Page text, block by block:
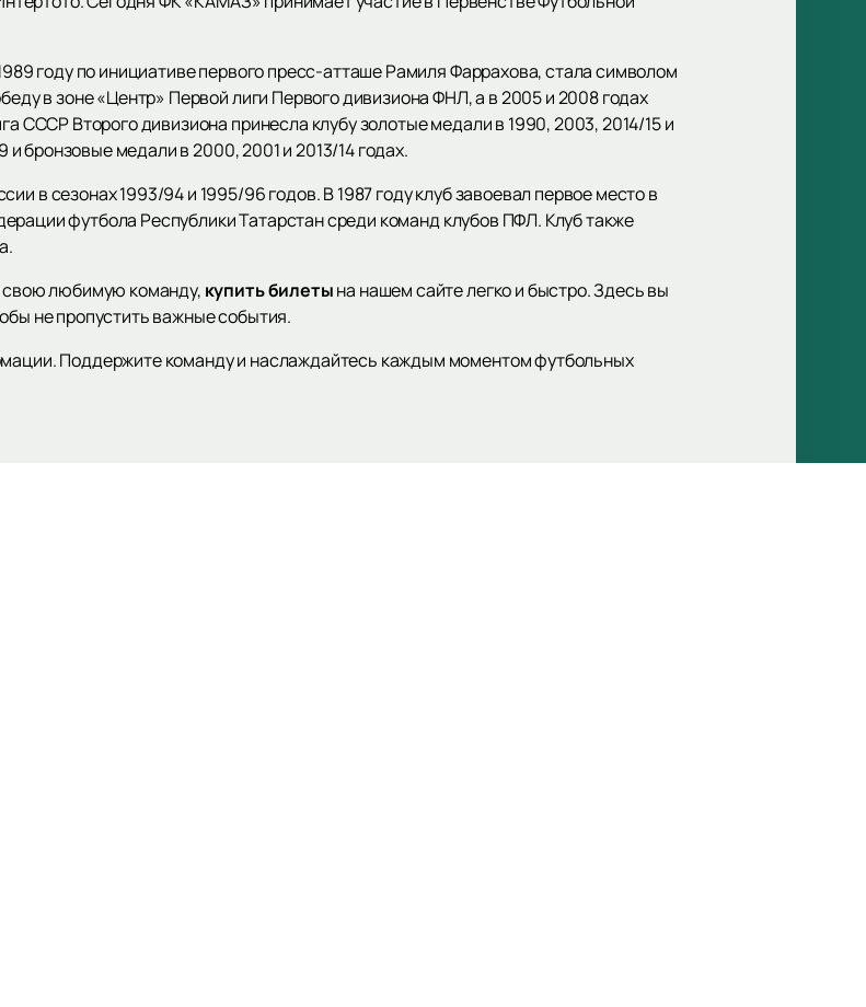
году по инициативе первого пресс-атташе Рамиля Фаррахова, стала символом
в зоне «Центр» Первой лиги Первого дивизиона ФНЛ, а в 2005 и 2008 годах
СССР Второго дивизиона принесла клубу золотые медали в 1990, 2003, 2014/15 и
и бронзовые медали в 2000, 2001 и 2013/14 годах.
в сезонах 1993/94 и 1995/96 годов. В 1987 году клуб завоевал первое место в
футбола Республики Татарстан среди команд клубов ПФЛ. Клуб также
свою любимую команду, купить билетына нашем сайте легко и быстро. Здесь вы
не пропустить важные события.
Поддержите команду и наслаждайтесь каждым моментом футбольных